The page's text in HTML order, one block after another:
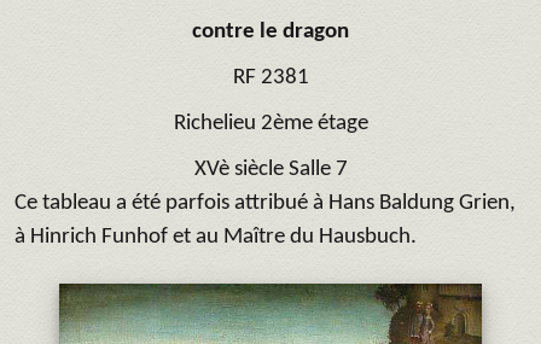
contre le dragon
RF 2381
Richelieu 2ème étage
XVè siècle Salle 7
Ce tableau a été parfois attribué à Hans Baldung Grien,
à Hinrich Funhof et au Maître du Hausbuch.